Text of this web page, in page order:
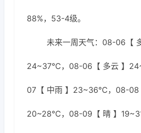
88%，53-4级。
未来一周天气：08-06【
24~37℃，08-06【 多云 】
07【 中雨 】23~36℃，08-08
20~28℃，08-09【 晴 】